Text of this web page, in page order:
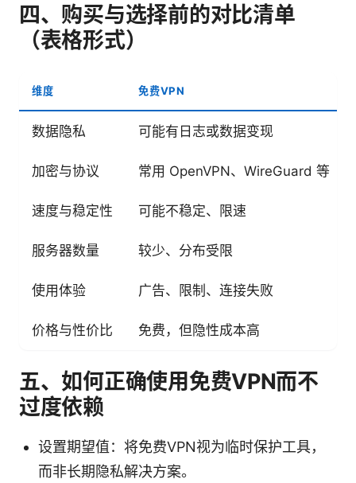
四、购买与选择前的对比清单
（表格形式）
维度 免费VPN
数据隐私 可能有日志或数据变现
加密与协议 常用 OpenVPN、WireGuard 等
速度与稳定性 可能不稳定、限速
服务器数量 较少、分布受限
使用体验 广告、限制、连接失败
价格与性价比 免费，但隐性成本高
五、如何正确使用免费VPN而不
过度依赖
设置期望值：将免费VPN视为临时保护工具，
而非长期隐私解决方案。